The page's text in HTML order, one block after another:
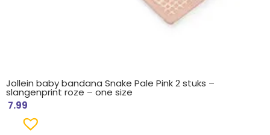
Jollein baby bandana Snake Pale Pink 2 stuks –
slangenprint roze – one size
7.99